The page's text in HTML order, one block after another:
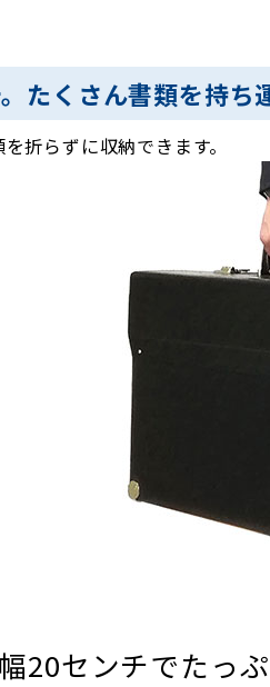
たくさん書類を持ち
折らずに収納できます。
20センチでたっ